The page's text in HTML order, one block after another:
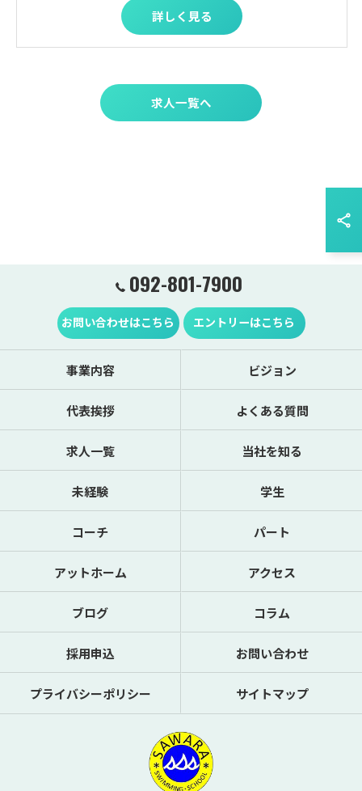
詳しく見る
求人一覧へ
092-801-7900
お問い合わせはこちら エントリーはこちら
事業内容 ビジョン
代表挨拶 よくある質問
求人一覧 当社を知る
未経験 学生
コーチ パート
アットホーム アクセス
ブログ コラム
採用申込 お問い合わせ
プライバシーポリシー サイトマップ